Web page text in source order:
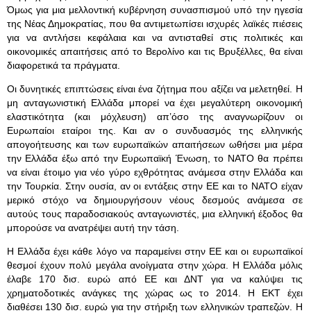
Όμως για μια μελλοντική κυβέρνηση συνασπισμού υπό την ηγεσία
της Νέας Δημοκρατίας, που θα αντιμετωπίσει ισχυρές λαϊκές πιέσεις
για να αντλήσει κεφάλαια και να αντισταθεί στις πολιτικές και
οικονομικές απαιτήσεις από το Βερολίνο και τις Βρυξέλλες, θα είναι
διαφορετικά τα πράγματα.
Οι δυνητικές επιπτώσεις είναι ένα ζήτημα που αξίζει να μελετηθεί. Η
μη ανταγωνιστική Ελλάδα μπορεί να έχει μεγαλύτερη οικονομική
ελαστικότητα (και μόχλευση) απ’όσο της αναγνωρίζουν οι
Ευρωπαίοι εταίροι της. Και αν ο συνδυασμός της ελληνικής
απογοήτευσης και των ευρωπαϊκών απαιτήσεων ωθήσει μια μέρα
την Ελλάδα έξω από την Ευρωπαϊκή Ένωση, το ΝΑΤΟ θα πρέπει
να είναι έτοιμο για νέο γύρο εχθρότητας ανάμεσα στην Ελλάδα και
την Τουρκία. Στην ουσία, αν οι εντάξεις στην ΕΕ και το ΝΑΤΟ είχαν
μερικό στόχο να δημιουργήσουν νέους δεσμούς ανάμεσα σε
αυτούς τους παραδοσιακούς ανταγωνιστές, μια ελληνική έξοδος θα
μπορούσε να ανατρέψει αυτή την τάση.
Η Ελλάδα έχει κάθε λόγο να παραμείνει στην ΕΕ και οι ευρωπαϊκοί
θεσμοί έχουν πολύ μεγάλα ανοίγματα στην χώρα. Η Ελλάδα μόλις
έλαβε 170 δισ. ευρώ από ΕΕ και ΔΝΤ για να καλύψει τις
χρηματοδοτικές ανάγκες της χώρας ως το 2014. Η ΕΚΤ έχει
διαθέσει 130 δισ. ευρώ για την στήριξη των ελληνικών τραπεζών. Η